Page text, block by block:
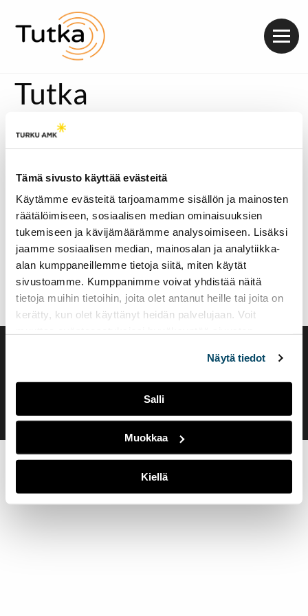
Tämä sivusto käyttää evästeitä
Käytämme evästeitä tarjoamamme sisällön ja mainosten
räätälöimiseen, sosiaalisen median ominaisuuksien
tukemiseen ja kävijämäärämme analysoimiseen. Lisäksi
jaamme sosiaalisen median, mainosalan ja analytiikka-
alan kumppaneillemme tietoja siitä, miten käytät
sivustoamme. Kumppanimme voivat yhdistää näitä
tietoja muihin tietoihin, joita olet antanut heille tai joita on
kerätty, kun olet käyttänyt heidän palvelujaan. Voit
Näytä tiedot
Salli
Muokkaa
Kiellä
Tutka